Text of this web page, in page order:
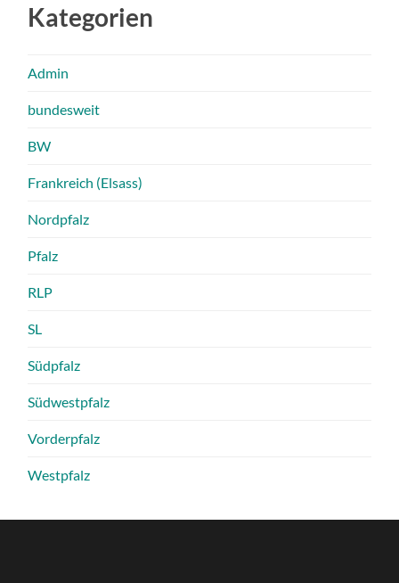
Kategorien
Admin
bundesweit
BW
Frankreich (Elsass)
Nordpfalz
Pfalz
RLP
SL
Südpfalz
Südwestpfalz
Vorderpfalz
Westpfalz